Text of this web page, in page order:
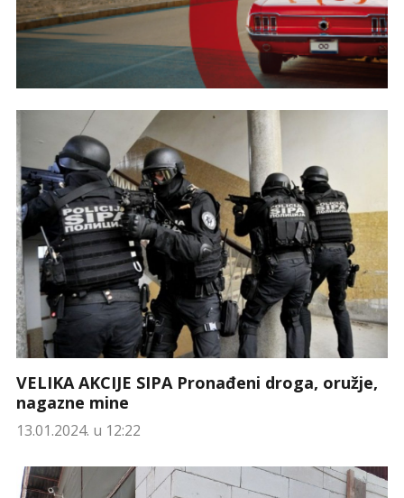
VELIKA AKCIJE SIPA Pronađeni droga, oružje,
nagazne mine
13.01.2024. u 12:22